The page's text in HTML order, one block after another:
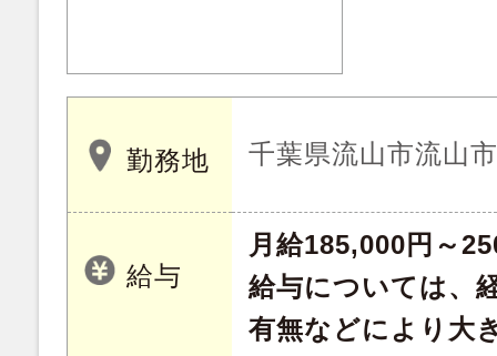
勤務地 千葉県流山市流山
給与
月給185,000円～
給与については、
有無などにより大